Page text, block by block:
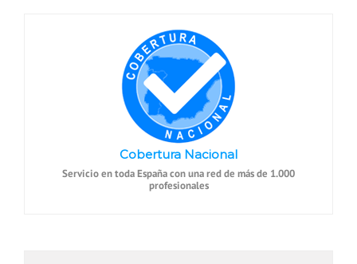
Cobertura Nacional
Servicio en toda España con una red de más de 1.000
profesionales